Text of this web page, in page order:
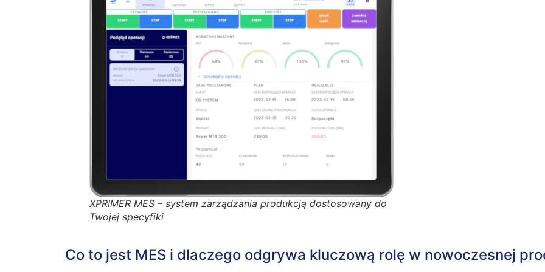
XPRIMER MES – system zarządzania produkcją dostosowany do
Twojej specyfiki
Co to jest MES i dlaczego odgrywa kluczową rolę w nowoczesnej